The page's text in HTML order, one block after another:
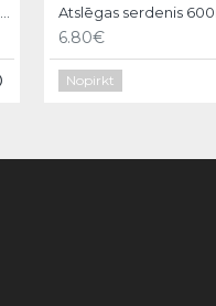
6.80€
Nopirkt